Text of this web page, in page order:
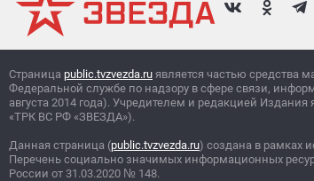
Страница public.tvzvezda.ru является частью средства
Федеральной службе по надзору в сфере связи,
августа 2014 года). Учредителем и редакцией
«ТРК ВС РФ «ЗВЕЗДА»).
Данная страница (public.tvzvezda.ru) создана в рамках
Перечень социально значимых информационных
России от 31.03.2020 № 148.